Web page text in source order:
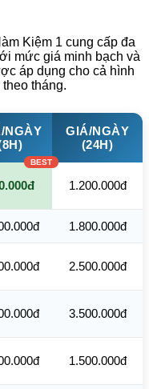
Kiệm 1 cung cấp đa
mức giá minh bạch và
áp dụng cho cả hình
tháng.
NGÀY
GIÁ/NGÀY
(24H)
1.200.000đ
1.800.000đ
2.500.000đ
3.500.000đ
1.500.000đ